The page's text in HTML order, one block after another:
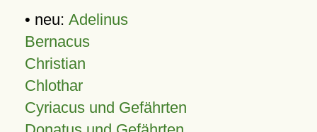
• neu: Adelinus
Bernacus
Christian
Chlothar
Cyriacus und Gefährten